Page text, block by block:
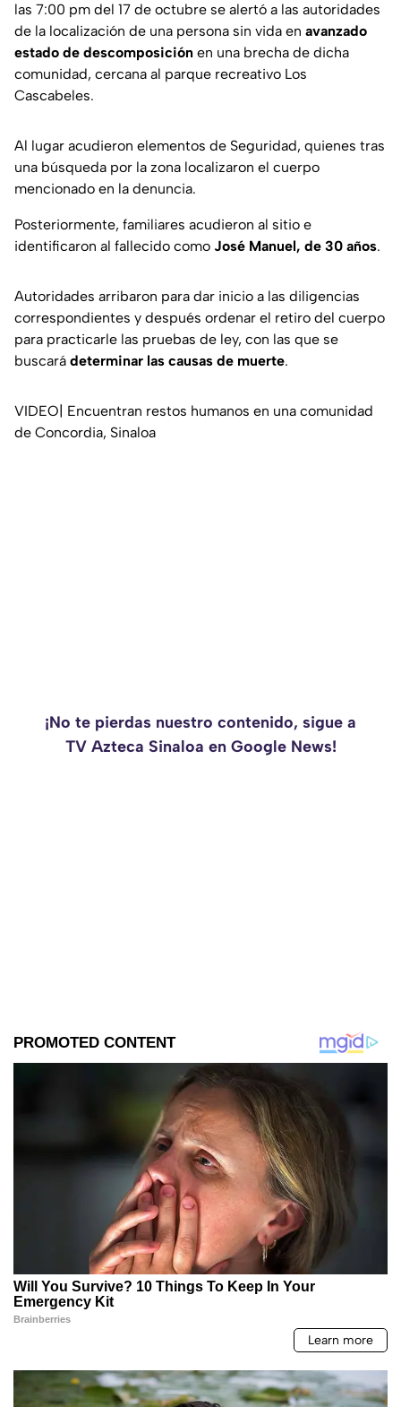
las 7:00 pm del 17 de octubre se alertó a las autoridades
de la localización de una persona sin vida en avanzado
estado de descomposición en una brecha de dicha
comunidad, cercana al parque recreativo Los
Cascabeles.
Al lugar acudieron elementos de Seguridad, quienes tras
una búsqueda por la zona localizaron el cuerpo
mencionado en la denuncia.
Posteriormente, familiares acudieron al sitio e
identificaron al fallecido como José Manuel, de 30 años.
Autoridades arribaron para dar inicio a las diligencias
correspondientes y después ordenar el retiro del cuerpo
para practicarle las pruebas de ley, con las que se
buscará determinar las causas de muerte.
VIDEO| Encuentran restos humanos en una comunidad
de Concordia, Sinaloa
¡No te pierdas nuestro contenido, sigue a
TV Azteca Sinaloa en Google News!